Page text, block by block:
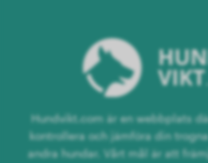
Hundvikt.com är en webbplats
kontrollera och jämföra din
andra hundar. Vårt mål är att